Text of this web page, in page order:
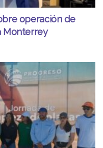
operación de
Monterrey